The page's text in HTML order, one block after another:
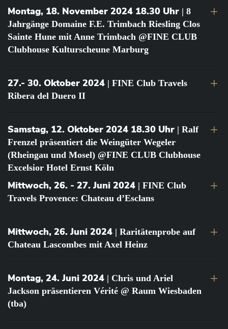
Montag, 18. November 2024 18.30 Uhr | 8
Jahrgänge Domaine F.E. Trimbach Riesling Clos
Sainte Hune mit Anne Trimbach @FINE CLUB
Clubhouse Kulturscheune Marburg
27.- 30. Oktober 2024 | FINE Club Travels
Ribera del Duero II
Samstag, 12. Oktober 2024 18.30 Uhr | Ralf
Frenzel präsentiert die Weingüter Wegeler
(Rheingau und Mosel) @FINE CLUB Clubhouse
Excelsior Hotel Ernst Köln
Mittwoch, 26. - 27. Juni 2024 | FINE Club
Travels Provence: Chateau d’Esclans
Mittwoch, 26. Juni 2024 | Raritätenprobe auf
Chateau Lascombes mit Axel Heinz
Montag, 24. Juni 2024 | Chris und Ariel
Jackson präsentieren Vérité @ Raum Wiesbaden
(tba)